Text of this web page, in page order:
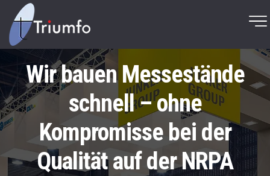
Wir bauen Messestände
schnell – ohne
Kompromisse bei der
Qualität auf der NRPA